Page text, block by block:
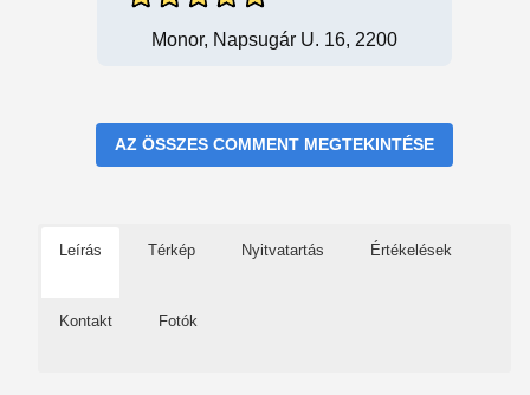
Monor, Napsugár U. 16, 2200
AZ ÖSSZES COMMENT MEGTEKINTÉSE
Leírás Térkép Nyitvatartás Értékelések
Kontakt Fotók